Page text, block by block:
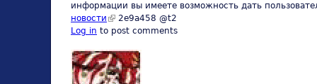
информации вы имеете возможность дать
новости (link is external)
2e9a458 @t2
Log in to post comments